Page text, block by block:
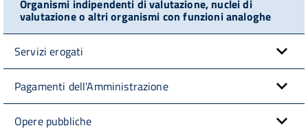
Organismi indipendenti di valutazione, nuclei di
valutazione o altri organismi con funzioni analoghe
Servizi erogati
Pagamenti dell'Amministrazione
Opere pubbliche